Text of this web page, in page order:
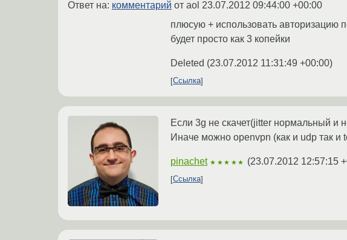
Ответ на: комментарий от aol 23.07.2012 09:44:00 +00:00
плюсую + использовать авторизацию
будет просто как 3 копейки
Deleted (23.07.2012 11:31:49 +00:00)
Ссылка
Если 3g не скачет(jitter нормальный и
Иначе можно openvpn (как и udp так
pinachet ★★★★★ (23.07.2012 12:57:15
Ссылка